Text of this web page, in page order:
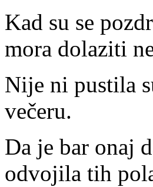
Kad su se
mora dolaziti
Nije ni pustila
večeru.
Da je bar onaj
odvojila tih